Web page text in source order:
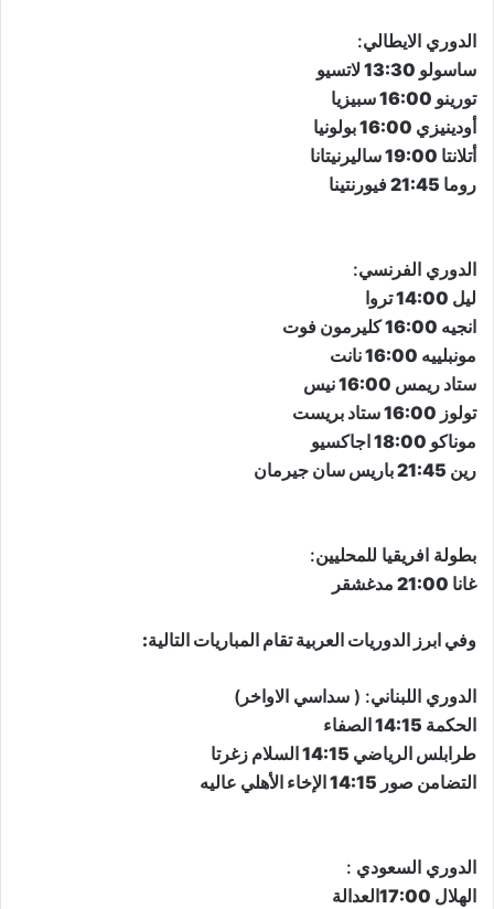
​الدوري الايطالي​:
ساسولو 13:30 لاتسيو
تورينو 16:00 سبيزيا
أودينيزي 16:00 بولونيا
أتلانتا 19:00 ساليرنيتانا
روما 21:45 فيورنتينا
​الدوري الفرنسي​:
ليل 14:00 تروا
انجيه 16:00 كليرمون فوت
مونبلييه 16:00 نانت
ستاد ريمس 16:00 نيس
تولوز 16:00 ستاد بريست
موناكو 18:00 اجاكسيو
رين 21:45 باريس سان جيرمان
​بطولة افريقيا للمحليين​:
غانا 21:00 مدغشقر
وفي ابرز الدوريات العربية تقام المباريات التالية:
الدوري اللبناني: ( سداسي الاواخر)
الحكمة 14:15 الصفاء
طرابلس الرياضي 14:15 السلام زغرتا
التضامن صور 14:15 الإخاء الأهلي عاليه
الدوري السعودي :
الهلال 17:00العدالة